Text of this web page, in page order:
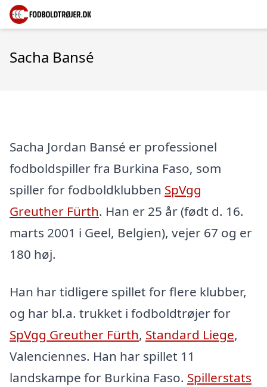
Sacha Bansé
Sacha Jordan Bansé er professionel
fodboldspiller fra Burkina Faso, som
spiller for fodboldklubben SpVgg
Greuther Fürth. Han er 25 år (født d. 16.
marts 2001 i Geel, Belgien), vejer 67 og er
180 høj.
Han har tidligere spillet for flere klubber,
og har bl.a. trukket i fodboldtrøjer for
SpVgg Greuther Fürth, Standard Liege,
Valenciennes. Han har spillet 11
landskampe for Burkina Faso. Spillerstats